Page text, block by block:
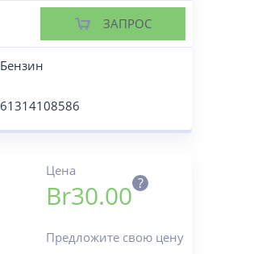
ЗАПРОС
Бензин
61314108586
Цена
Br30.00 ?
Предложите свою цену